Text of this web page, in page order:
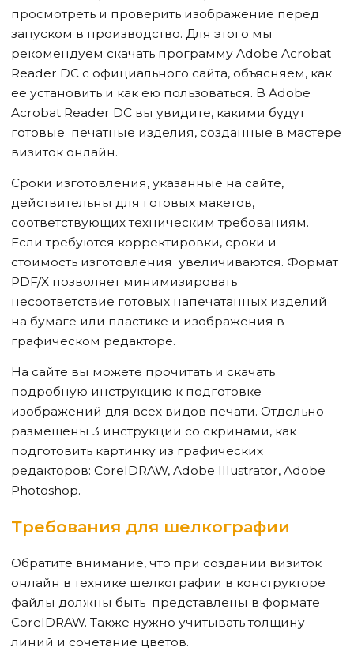
просмотреть и проверить изображение перед
запуском в производство. Для этого мы
рекомендуем скачать программу Adobe Acrobat
Reader DC с официального сайта, объясняем, как
ее установить и как ею пользоваться. В Adobe
Acrobat Reader DC вы увидите, какими будут
готовые печатные изделия, созданные в мастере
визиток онлайн.
Сроки изготовления, указанные на сайте,
действительны для готовых макетов,
соответствующих техническим требованиям.
Если требуются корректировки, сроки и
стоимость изготовления увеличиваются. Формат
PDF/X позволяет минимизировать
несоответствие готовых напечатанных изделий
на бумаге или пластике и изображения в
графическом редакторе.
На сайте вы можете прочитать и скачать
подробную инструкцию к подготовке
изображений для всех видов печати. Отдельно
размещены 3 инструкции со скринами, как
подготовить картинку из графических
редакторов: CorelDRAW, Adobe Illustrator, Adobe
Photoshop.
Требования для шелкографии
Обратите внимание, что при создании визиток
онлайн в технике шелкографии в конструкторе
файлы должны быть представлены в формате
CorelDRAW. Также нужно учитывать толщину
линий и сочетание цветов.